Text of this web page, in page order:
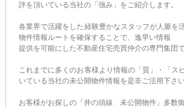
評を頂いている当社の「強み」をご紹介します。
各業界で活躍をした経験豊かなスタッフが人脈を
物件情報ルートを確保することで、逸早い情報
提供を可能にした不動産住宅売買仲介の専門集団で
これまでに多くのお客様より情報の「質」・「ス
いている当社の未公開物件情報を是非ご活用下さい
お客様がお探しの「井の頭線 未公開物件」多数御